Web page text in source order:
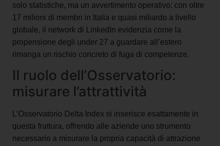
solo statistiche, ma un avvertimento operativo: con oltre
17 milioni di membri in Italia e quasi miliardo a livello
globale, il network di LinkedIn evidenzia come la
propensione degli under 27 a guardare all’estero
rimanga un rischio concreto di fuga di competenze.
Il ruolo dell’Osservatorio:
misurare l’attrattività
L’Osservatorio Delta Index si inserisce esattamente in
questa frattura, offrendo alle aziende uno strumento
necessario a misurare la propria capacità di attrazione